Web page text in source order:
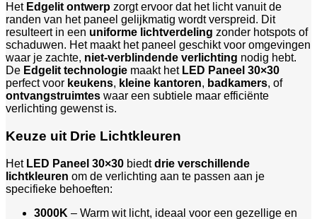
Het Edgelit ontwerp zorgt ervoor dat het licht vanuit de
randen van het paneel gelijkmatig wordt verspreid. Dit
resulteert in een uniforme lichtverdeling zonder hotspots of
schaduwen. Het maakt het paneel geschikt voor omgevingen
waar je zachte, niet-verblindende verlichting nodig hebt.
De Edgelit technologie maakt het LED Paneel 30×30
perfect voor keukens, kleine kantoren, badkamers, of
ontvangstruimtes waar een subtiele maar efficiënte
verlichting gewenst is.
Keuze uit Drie Lichtkleuren
Het LED Paneel 30×30 biedtdrie verschillende
lichtkleuren om de verlichting aan te passen aan je
specifieke behoeften:
3000K – Warm wit licht, ideaal voor een gezellige en